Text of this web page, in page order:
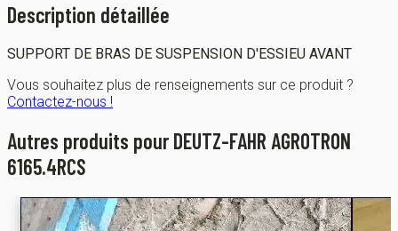
Description détaillée
SUPPORT DE BRAS DE SUSPENSION D'ESSIEU AVANT
Vous souhaitez plus de renseignements sur ce produit ?
Contactez-nous !
Autres produits pour DEUTZ-FAHR AGROTRON
6165.4RCS